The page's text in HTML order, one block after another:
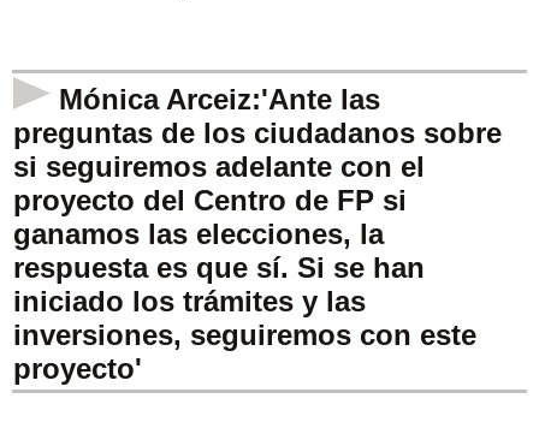
Mónica Arceiz:'Ante las
preguntas de los ciudadanos sobre
si seguiremos adelante con el
proyecto del Centro de FP si
ganamos las elecciones, la
respuesta es que sí. Si se han
iniciado los trámites y las
inversiones, seguiremos con este
proyecto'